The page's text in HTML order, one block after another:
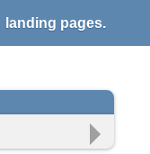
landing pages.